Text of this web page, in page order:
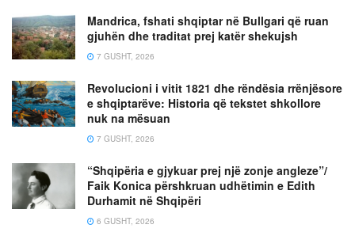
Mandrica, fshati shqiptar në Bullgari që ruan
gjuhën dhe traditat prej katër shekujsh
7 GUSHT, 2026
Revolucioni i vitit 1821 dhe rëndësia rrënjësore
e shqiptarëve: Historia që tekstet shkollore
nuk na mësuan
7 GUSHT, 2026
“Shqipëria e gjykuar prej një zonje angleze”/
Faik Konica përshkruan udhëtimin e Edith
Durhamit në Shqipëri
6 GUSHT, 2026